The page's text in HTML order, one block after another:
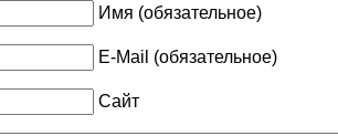
Имя (обязательное)
E-Mail (обязательное)
Сайт